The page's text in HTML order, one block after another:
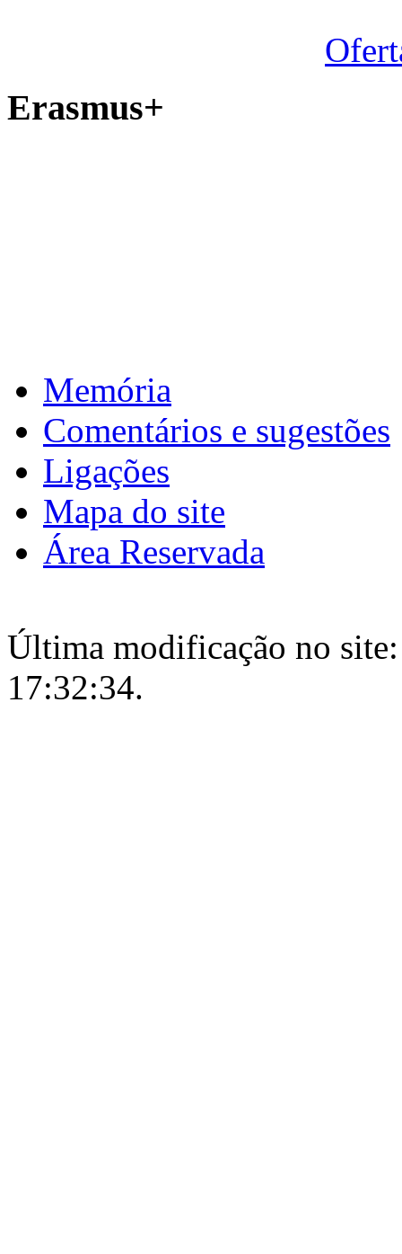
Erasmus+
Memória
Comentários e sugestões
Ligações
Mapa do site
Área Reservada
Última modificação no
17:32:34.